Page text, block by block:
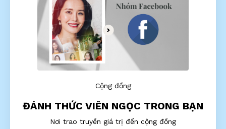
Cộng đồng
ĐÁNH THỨC VIÊN NGỌC TRONG BẠN
Nơi trao truyền giá trị đến cộng đồng